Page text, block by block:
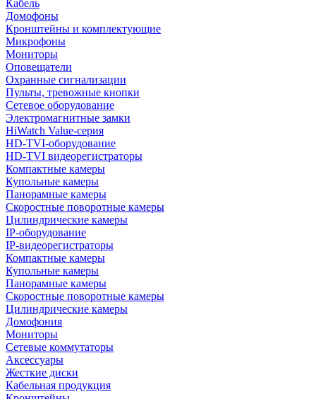
Кабель
Домофоны
Кронштейны и комплектующие
Микрофоны
Мониторы
Оповещатели
Охранные сигнализации
Пульты, тревожные кнопки
Сетевое оборудование
Электромагнитные замки
HiWatch Value-серия
HD-TVI-оборудование
HD-TVI видеорегистраторы
Компактные камеры
Купольные камеры
Панорамные камеры
Скоростные поворотные камеры
Цилиндрические камеры
IP-оборудование
IP-видеорегистраторы
Компактные камеры
Купольные камеры
Панорамные камеры
Скоростные поворотные камеры
Цилиндрические камеры
Домофония
Мониторы
Сетевые коммутаторы
Аксессуары
Жесткие диски
Кабельная продукция